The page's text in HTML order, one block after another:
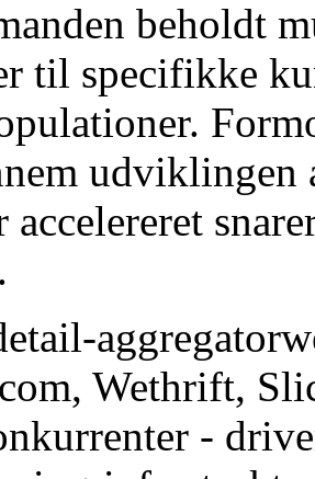
beholdt
til specifikke
udviklingen
accelereret
Wethrift,
-